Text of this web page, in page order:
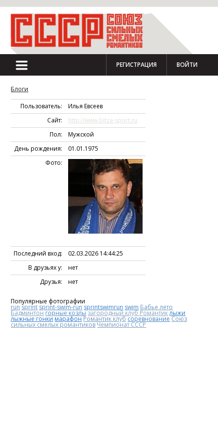
РЕГИСТРАЦИЯ ВОЙТИ
Блоги
Пользователь:
Илья Eвceев
Сайт:
http://www.bitza-sport.ru
Пол:
Мужской
День рождения:
01.01.1975
Фото:
Последний вход:
02.03.2026 14:44:25
В друзьях у:
нет
Друзья:
нет
Популярные фотографии
run sprint sprint-swim-run sprintswimrun swim Бабье лето
Бадминтонгорные козлы загородный клуб Романтиклыжи
лыжные гонки марафонРомантик клубсоревнованиеСоюз
сильных смелых романтиковЧемпионат СССР